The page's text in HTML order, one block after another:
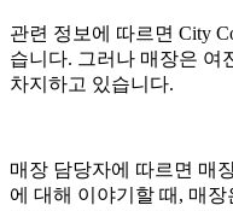
관련 정보에 따르면 City
습니다. 그러나 매장은 여
차지하고 있습니다.
매장 담당자에 따르면 매
에 대해 이야기할 때, 매